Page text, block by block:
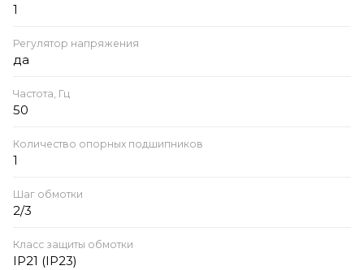
1
Регулятор напряжения
да
Частота, Гц
50
Количество опорных подшипников
1
Шаг обмотки
2/3
Класс защиты обмотки
IP21 (IP23)